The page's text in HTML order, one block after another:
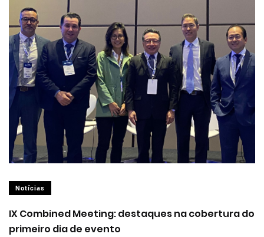
Notícias
IX Combined Meeting: destaques na cobertura do
primeiro dia de evento